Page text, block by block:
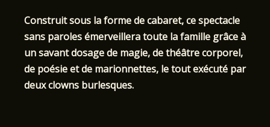
Construit sous la forme de cabaret, ce spectacle
sans paroles émerveillera toute la famille grâce à
un savant dosage de magie, de théâtre corporel,
de poésie et de marionnettes, le tout exécuté par
deux clowns burlesques.